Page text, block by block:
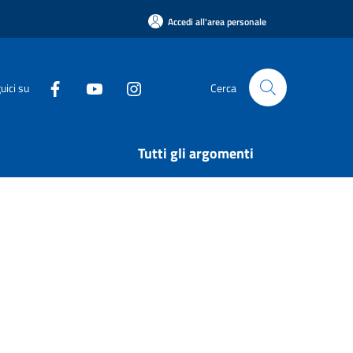
Accedi all'area personale
su Cerca
Tutti gli argomenti